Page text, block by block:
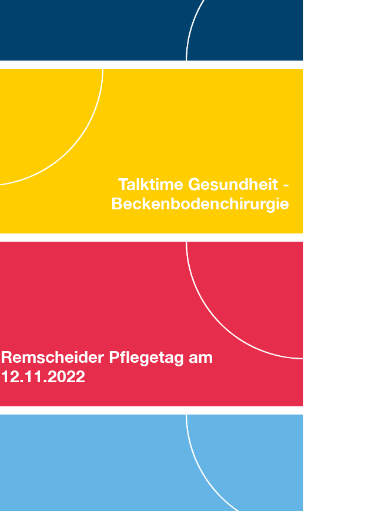
Talktime Gesundheit -
Beckenbodenchirurgie
Remscheider Pflegetag am
12.11.2022